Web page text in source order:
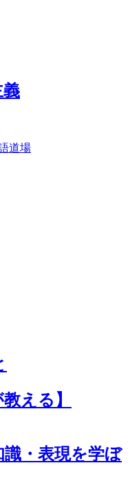
道場
える】
識・表現を学ぼ